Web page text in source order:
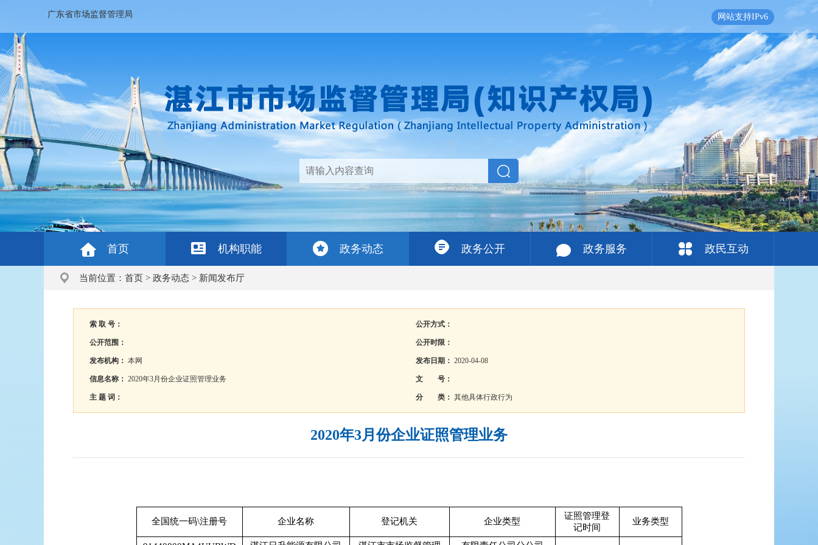
广东省市场监督管理局 网站支持IPv6
首页 机构职能 政务动态 政务公开 政务服务 政民互动
当前位置： 首页 > 政务动态 > 新闻发布厅
索 取 号： 公开方式：
公开范围： 公开时限：
发布机构： 本网 发布日期： 2020-04-08
信息名称： 2020年3月份企业证照管理业务 文 号：
主 题 词： 分 类： 其他具体行政行为
2020年3月份企业证照管理业务
全国统一码\注册号 企业名称 登记机关 企业类型
证照管理登
记时间
业务类型